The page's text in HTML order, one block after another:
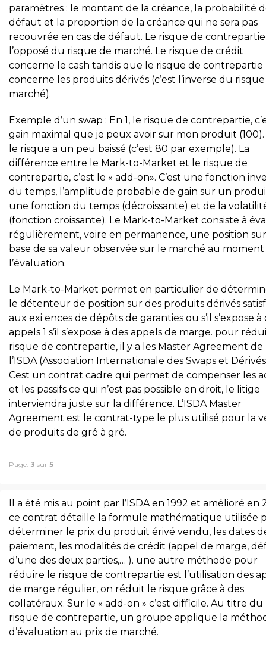
paramètres : le montant de la créance, la probabilité
défaut et la proportion de la créance qui ne sera pas
recouvrée en cas de défaut. Le risque de contrepartie
l’opposé du risque de marché. Le risque de crédit
concerne le cash tandis que le risque de contrepartie
concerne les produits dérivés (c’est l’inverse du
marché).
Exemple d’un swap : En 1, le risque de contrepartie,
gain maximal que je peux avoir sur mon produit (100).
le risque a un peu baissé (c’est 80 par exemple). La
différence entre le Mark-to-Market et le risque de
contrepartie, c’est le « add-on». C’est une fonction
du temps, l’amplitude probable de gain sur un
une fonction du temps (décroissante) et de la
(fonction croissante). Le Mark-to-Market consiste à
régulièrement, voire en permanence, une position
base de sa valeur observée sur le marché au
l’évaluation.
Le Mark-to-Market permet en particulier de
le détenteur de position sur des produits dérivés
aux exi ences de dépôts de garanties ou s’il s’expose à
appels 1 s’il s’expose à des appels de marge. pour
risque de contrepartie, il y a les Master Agreement de
l’ISDA (Association Internationale des Swaps et
Cest un contrat cadre qui permet de compenser les
et les passifs ce qui n’est pas possible en droit, le litige
interviendra juste sur la différence. L’ISDA Master
Agreement est le contrat-type le plus utilisé pour la
de produits de gré à gré.
Page: 3 sur 5
Il a été mis au point par l’ISDA en 1992 et amélioré en
ce contrat détaille la formule mathématique utilisée
déterminer le prix du produit érivé vendu, les dates
paiement, les modalités de crédit (appel de marge,
d’une des deux parties,… ). une autre méthode pour
réduire le risque de contrepartie est l’utilisation des
de marge régulier, on réduit le risque grâce à des
collatéraux. Sur le « add-on » c’est difficile. Au titre du
risque de contrepartie, un groupe applique la
d’évaluation au prix de marché.